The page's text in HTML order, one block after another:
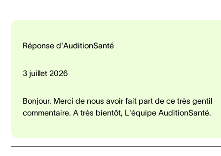
Réponse d'AuditionSanté
3 juillet 2026
Bonjour. Merci de nous avoir fait part de ce très gentil
commentaire. A très bientôt, L'équipe AuditionSanté.